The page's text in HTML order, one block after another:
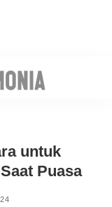
untuk
Puasa